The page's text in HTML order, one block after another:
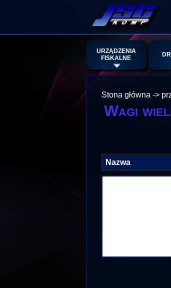
URZĄDZENIA
FISKALNE
Stona główna ->
Wagi
Nazwa